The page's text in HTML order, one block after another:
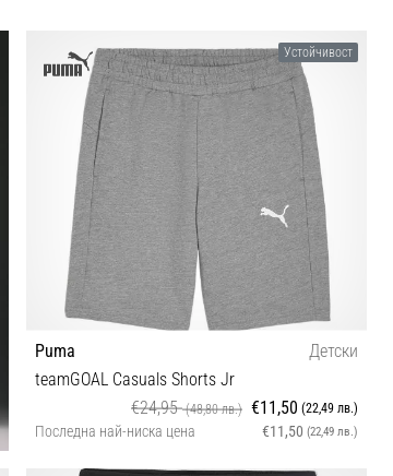
L Устойчивост
Puma
Детски
teamGOAL Casuals Shorts Jr
€24,95(48,80 лв.) €11,50 (22,49 лв.)
Последна най-ниска цена €11,50 (22,49 лв.)